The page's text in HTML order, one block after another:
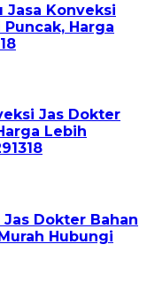
Jasa Konveksi
Harga
Jas Dokter
Lebih
Dokter Bahan
Hubungi